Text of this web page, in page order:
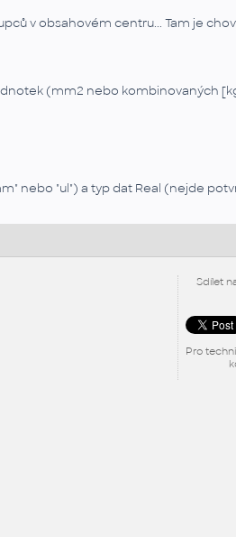
v obsahovém centru... Tam je
(mm2 nebo kombinovaných
nebo "ul") a typ dat Real (nejde
Sdílet
Pro